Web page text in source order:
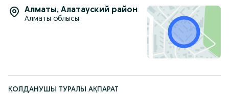
Алматы, Алатауский район
Алматы облысы
ҚОЛДАНУШЫ ТУРАЛЫ АҚПАРАТ